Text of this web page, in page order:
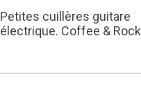
Petites cuillères guitare
électrique. Coffee & Rock